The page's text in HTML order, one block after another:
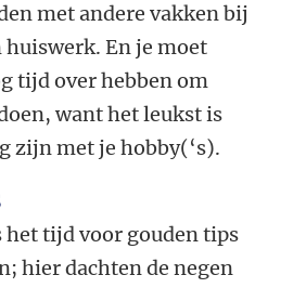
met andere vakken bij
huiswerk. En je moet
tijd over hebben om
want het leukst is
zijn met je hobby(‘s).
het tijd voor gouden tips
hier dachten de negen